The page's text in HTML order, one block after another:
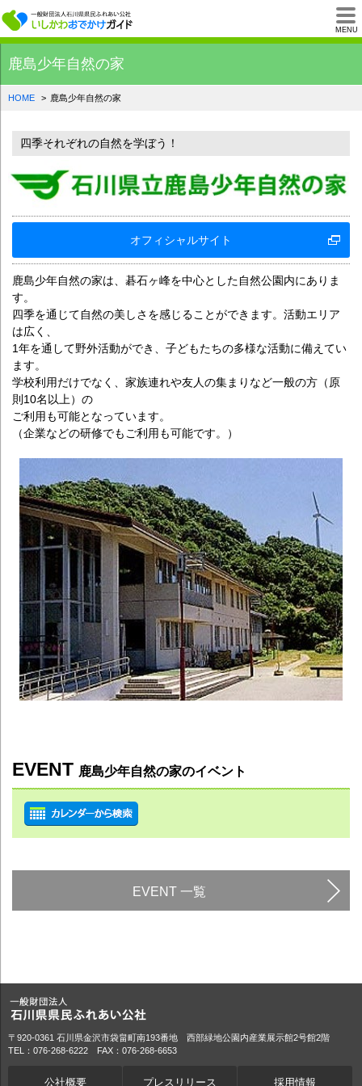
MENU
一般財団法人石川
鹿島少年自然の家
HOME 鹿島少年自然の家
四季それぞれの自然を学ぼう！
オフィシャルサイト
鹿島少年自然の家は、碁石ヶ峰を中心とした自然公園内にありま
す。
四季を通じて自然の美しさを感じることができます。活動エリア
は広く、
1年を通して野外活動ができ、子どもたちの多様な活動に備えてい
ます。
学校利用だけでなく、家族連れや友人の集まりなど一般の方（原
則10名以上）の
ご利用も可能となっています。
（企業などの研修でもご利用も可能です。）
EVENT 鹿島少年自然の家のイベント
EVENT 一覧
〒920-0361 石川県金沢市袋畠町南193番地 西部緑地公園内産業展示館2号館2階
TEL：076-268-6222 FAX：076-268-6653
公社概要 プレスリリース 採用情報